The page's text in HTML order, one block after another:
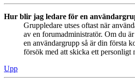
Hur blir jag ledare för en
Gruppledare utses oftast när
av en forumadministratör. Om du är
en användargrupp så är din första
försök med att skicka ett personligt
Upp